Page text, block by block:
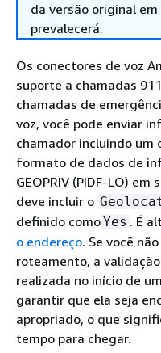
da versão original
prevalecerá.
Os conectores de voz
suporte a chamadas
chamadas de
voz, você pode enviar
chamador incluindo um
formato de dados de
GEOPRIV (PIDF-LO)
deve incluir o
definido comoYes . É
o endereço. Se você
roteamento, a
realizada no início de
garantir que ela seja
apropriado, o que
tempo para chegar.